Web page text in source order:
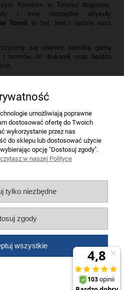
Klientom w Toruniu długopisy,
i inne niezbędne artykuły
Toruń to był, jest i będzie nasz
się również szeroką gamą
i tonerów do drukarek oraz bardzo
Firma
wg producentów
wg producentów
pieniędzy
dla artykuły biurowe Koneser.
umożliwiają poprawne
dostosować ofertę do Twoich
wykorzystanie przez nas
do sklepu lub dostosować użycie
opcję "Dostosuj zgody".
w naszej Polityce
tylko niezbędne
zgody
wszystkie